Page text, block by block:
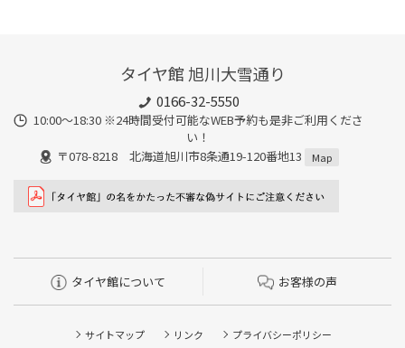
タイヤ館 旭川大雪通り
0166-32-5550
10:00～18:30 ※24時間受付可能なWEB予約も是非ご利用くださ
い！
〒078-8218 北海道旭川市8条通19-120番地13
Map
タイヤ館について お客様の声
サイトマップ リンク
プライバシーポリシー